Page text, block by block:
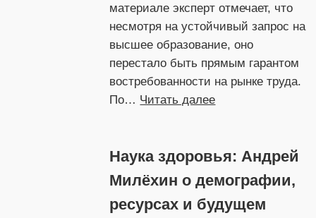
материале эксперт отмечает, что
несмотря на устойчивый запрос на
высшее образование, оно
перестало быть прямым гарантом
востребованности на рынке труда.
По… Читать далее:
о
почему
высшее
Наука здоровья: Андрей
Милёхин о демографии,
ресурсах и будущем